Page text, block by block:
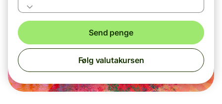
Send penge
Følg valutakursen